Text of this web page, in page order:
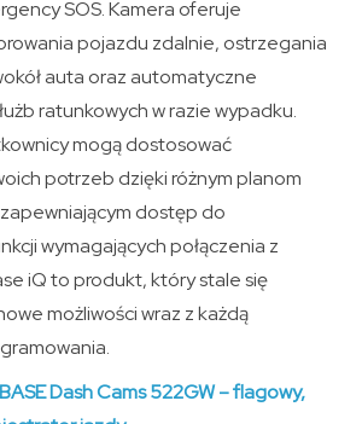
SOS. Kamera oferuje
pojazdu zdalnie, ostrzegania
auta oraz automatyczne
ratunkowych w razie wypadku.
mogą dostosować
potrzeb dzięki różnym planom
dostęp do
wymagających połączenia z
iQ to produkt, który stale się
możliwości wraz z każdą
Dash Cams 522GW – flagowy,